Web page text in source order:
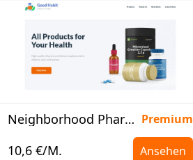
Neighborhood Pharmacy Premium
10,6 €/M. Ansehen